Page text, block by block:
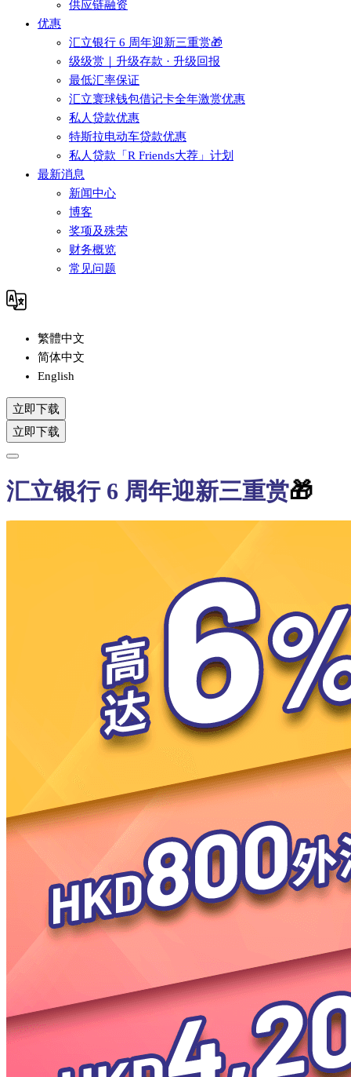
供应链融资
优惠
汇立银行 6 周年迎新三重赏🎁
级级赏｜升级存款 · 升级回报
最低汇率保证
汇立寰球钱包借记卡全年激赏优惠
私人贷款优惠
特斯拉电动车贷款优惠
私人贷款「R Friends大荐」计划
最新消息
新闻中心
博客
奖项及殊荣
财务概览
常见问题
繁體中文
简体中文
English
立即下载
立即下载
汇立银行 6 周年迎新三重赏🎁